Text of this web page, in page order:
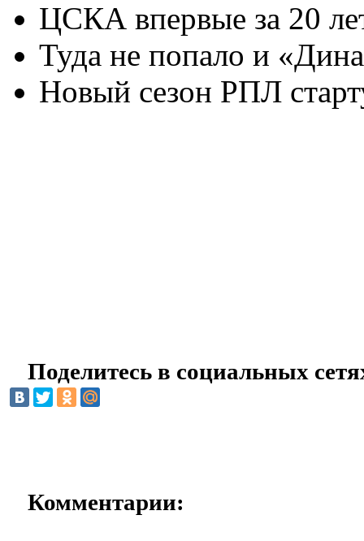
ЦСКА впервые за 20
Туда не попало и
Новый сезон РПЛ
Поделитесь в социальных
Комментарии: